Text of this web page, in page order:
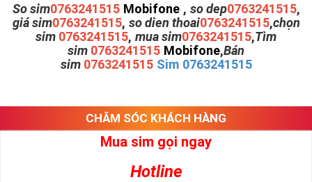
So sim0763241515 Mobifone , so dep0763241515,
giá sim0763241515, so dien thoai0763241515,chọn
sim 0763241515, mua sim0763241515,Tìm
sim 0763241515 Mobifone,Bán
sim 0763241515 Sim 0763241515
CHĂM SÓC KHÁCH HÀNG
Mua sim gọi ngay
Hotline